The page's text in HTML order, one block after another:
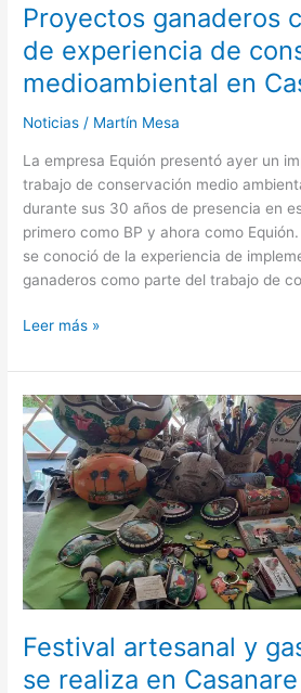
Proyectos ganaderos
de experiencia de
medioambiental en
Noticias / Martín Mesa
La empresa Equión presentó ayer un
trabajo de conservación medio
durante sus 30 años de presencia en
primero como BP y ahora como
se conoció de la experiencia de
ganaderos como parte del trabajo de
Leer más »
Festival artesanal y
se realiza en Casanare
Festival
artesanal
y
gastronómico
se
realiza
en
Casanare